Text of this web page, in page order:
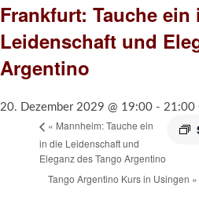
Frankfurt: Tauche ein
Leidenschaft und
Argentino
20. Dezember 2029 @ 19:00 - 21:00
« Mannheim: Tauche ein
in die Leidenschaft und
Eleganz des Tango Argentino
Tango Argentino Kurs in Usingen »